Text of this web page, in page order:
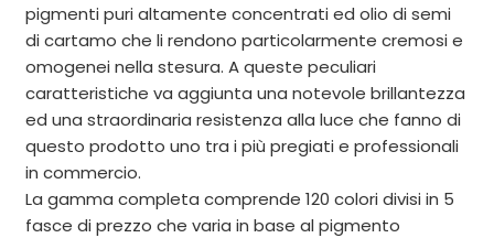
pigmenti puri altamente concentrati ed olio di semi
di cartamo che li rendono particolarmente cremosi e
omogenei nella stesura. A queste peculiari
caratteristiche va aggiunta una notevole brillantezza
ed una straordinaria resistenza alla luce che fanno di
questo prodotto uno tra i più pregiati e professionali
in commercio.
La gamma completa comprende 120 colori divisi in 5
fasce di prezzo che varia in base al pigmento